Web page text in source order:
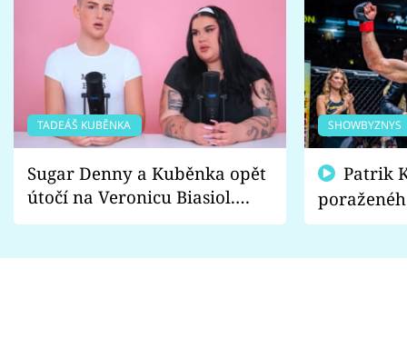
TADEÁŠ KUBĚNKA
Sugar Denny a Kuběnka opět
útočí na Veronicu Biasiol.
Proč je podle nich falešná a
SHOWBYZNYS
fanoušci